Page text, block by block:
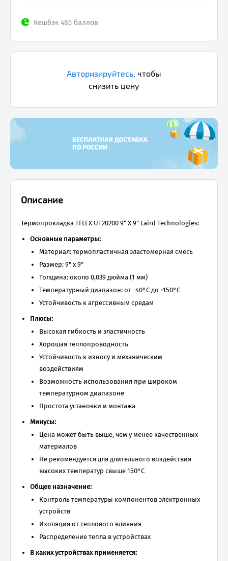
Кешбэк 485 баллов
Авторизируйтесь, чтобы
снизить цену
Описание
Термопрокладка TFLEX UT20200 9" X 9" Laird Technologies:
Основные параметры:
Материал: термопластичная эластомерная смесь
Размер: 9" x 9"
Толщина: около 0,039 дюйма (1 мм)
Температурный диапазон: от -40°C до +150°C
Устойчивость к агрессивным средам
Плюсы:
Высокая гибкость и эластичность
Хорошая теплопроводность
Устойчивость к износу и механическим
воздействиям
Возможность использования при широком
температурном диапазоне
Простота установки и монтажа
Минусы:
Цена может быть выше, чем у менее качественных
материалов
Не рекомендуется для длительного воздействия
высоких температур свыше 150°C
Общее назначение:
Контроль температуры компонентов электронных
устройств
Изоляция от теплового влияния
Распределение тепла в устройствах
В каких устройствах применяется: